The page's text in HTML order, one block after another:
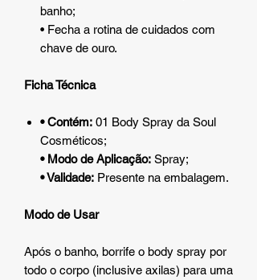
banho;
• Fecha a rotina de cuidados com
chave de ouro.
Ficha Técnica
• Contém: 01 Body Spray da Soul
Cosméticos;
• Modo de Aplicação: Spray;
• Validade: Presente na embalagem.
Modo de Usar
Após o banho, borrife o body spray por
todo o corpo (inclusive axilas) para uma